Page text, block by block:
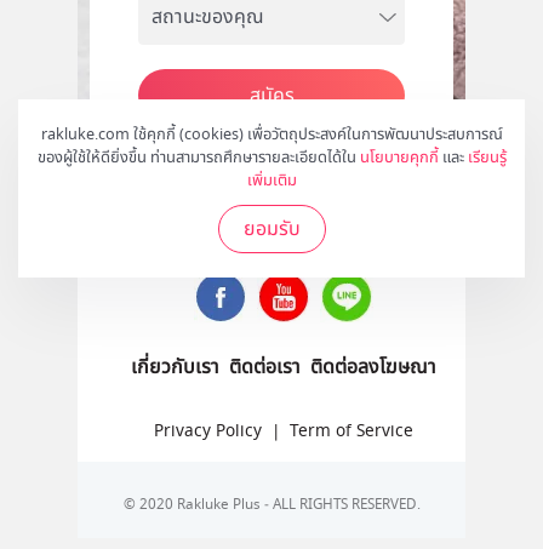
rakluke.com ใช้คุกกี้ (cookies) เพื่อวัตถุประสงค์ในการพัฒนาประสบการณ์
ของผู้ใช้ให้ดียิ่งขึ้น ท่านสามารถศึกษารายละเอียดได้ใน นโยบายคุกกี้ และ เรียนรู้
เพิ่มเติม
ยอมรับ
สมัคร
ติดตามเราได้ที่
เกี่ยวกับเรา ติดต่อเรา ติดต่อลงโฆษณา
Privacy Policy | Term of Service
© 2020 Rakluke Plus - ALL RIGHTS RESERVED.